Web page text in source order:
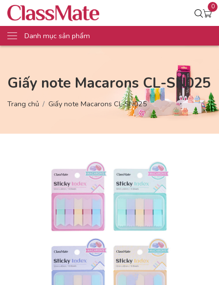
0
Danh mục sản phẩm
Giấy note Macarons CL-SN025
Trang chủ Giấy note Macarons CL-SN025